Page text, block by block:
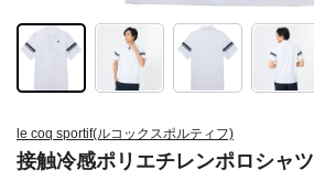
le coq sportif(ルコックスポルティフ)
接触冷感ポリエチレンポロシャツ